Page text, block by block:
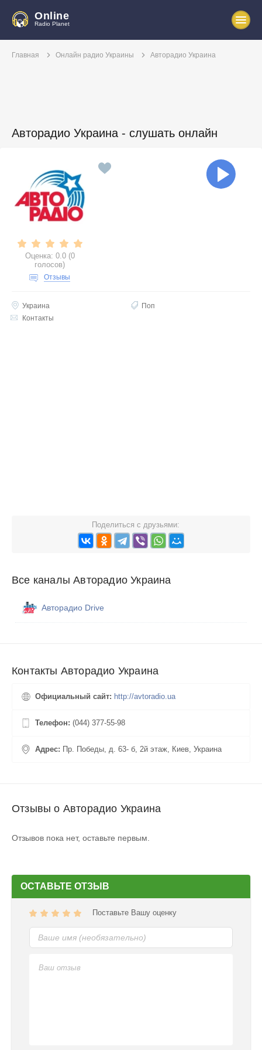
Online
Radio Planet
Главная Онлайн радио Украины Авторадио Украина
Авторадио Украина - слушать онлайн
Оценка: 0.0 (0
голосов)
Отзывы
Украина
Поп
Контакты
Поделиться с друзьями:
Все каналы Авторадио Украина
Авторадио Drive
Контакты Авторадио Украина
Официальный сайт: http://avtoradio.ua
Телефон: (044) 377-55-98
Адрес: Пр. Победы, д. 63- б, 2й этаж, Киев, Украина
Отзывы о Авторадио Украина
Отзывов пока нет, оставьте первым.
ОСТАВЬТЕ ОТЗЫВ
Поставьте Вашу оценку